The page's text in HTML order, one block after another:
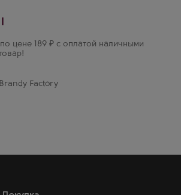
цене 189 ₽ с оплатой наличными
Factory